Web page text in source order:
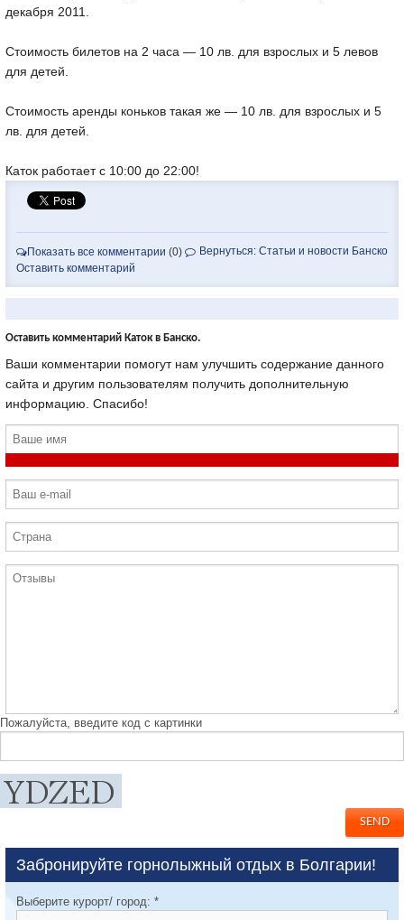
декабря 2011.
Стоимость билетов на 2 часа — 10 лв. для взрослых и 5 левов
для детей.
Стоимость аренды коньков такая же — 10 лв. для взрослых и 5
лв. для детей.
Каток работает с 10:00 до 22:00!
Вернуться: Статьи и новости Банско
Показать все комментарии (0)
Оставить комментарий
Оставить комментарий Каток в Банско.
Ваши комментарии помогут нам улучшить содержание данного
сайта и другим пользователям получить дополнительную
информацию. Спасибо!
Пожалуйста, введите код с картинки
Забронируйте горнолыжный отдых в Болгарии!
Выберите курорт/ город: *